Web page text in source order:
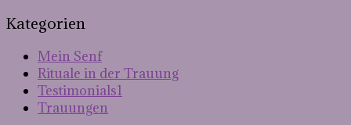
Kategorien
Mein Senf
Rituale in der Trauung
Testimonials1
Trauungen